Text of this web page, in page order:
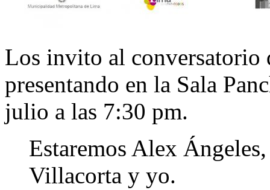
Los invito al conversatorio
presentando en la Sala
julio a las 7:30 pm.
Estaremos Alex
Villacorta y yo.